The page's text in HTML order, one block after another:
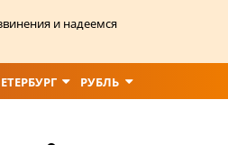
и надеемся
РУБЛЬ